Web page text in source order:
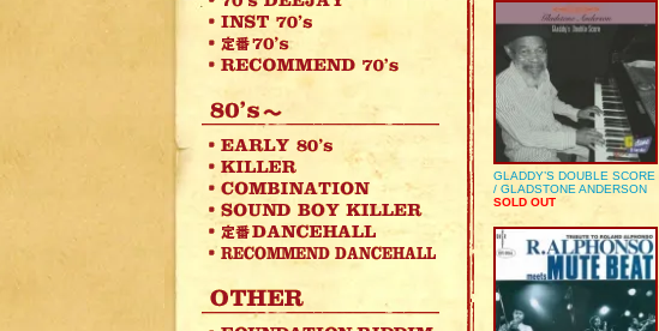
GLADDY’S DOUBLE SCORE
/ GLADSTONE ANDERSON
SOLD OUT